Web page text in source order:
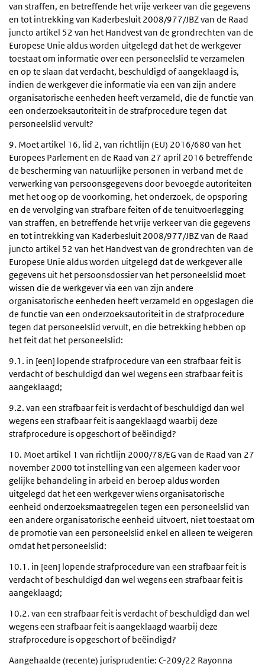
van straffen, en betreffende het vrije verkeer van die gegevens
en tot intrekking van Kaderbesluit 2008/977/JBZ van de Raad
juncto artikel 52 van het Handvest van de grondrechten van de
Europese Unie aldus worden uitgelegd dat het de werkgever
toestaat om informatie over een personeelslid te verzamelen
en op te slaan dat verdacht, beschuldigd of aangeklaagd is,
indien de werkgever die informatie via een van zijn andere
organisatorische eenheden heeft verzameld, die de functie van
een onderzoeksautoriteit in de strafprocedure tegen dat
personeelslid vervult?
9. Moet artikel 16, lid 2, van richtlijn (EU) 2016/680 van het
Europees Parlement en de Raad van 27 april 2016 betreffende
de bescherming van natuurlijke personen in verband met de
verwerking van persoonsgegevens door bevoegde autoriteiten
met het oog op de voorkoming, het onderzoek, de opsporing
en de vervolging van strafbare feiten of de tenuitvoerlegging
van straffen, en betreffende het vrije verkeer van die gegevens
en tot intrekking van Kaderbesluit 2008/977/JBZ van de Raad
juncto artikel 52 van het Handvest van de grondrechten van de
Europese Unie aldus worden uitgelegd dat de werkgever alle
gegevens uit het persoonsdossier van het personeelslid moet
wissen die de werkgever via een van zijn andere
organisatorische eenheden heeft verzameld en opgeslagen die
de functie van een onderzoeksautoriteit in de strafprocedure
tegen dat personeelslid vervult, en die betrekking hebben op
het feit dat het personeelslid:
9.1. in [een] lopende strafprocedure van een strafbaar feit is
verdacht of beschuldigd dan wel wegens een strafbaar feit is
aangeklaagd;
9.2. van een strafbaar feit is verdacht of beschuldigd dan wel
wegens een strafbaar feit is aangeklaagd waarbij deze
strafprocedure is opgeschort of beëindigd?
10. Moet artikel 1 van richtlijn 2000/78/EG van de Raad van 27
november 2000 tot instelling van een algemeen kader voor
gelijke behandeling in arbeid en beroep aldus worden
uitgelegd dat het een werkgever wiens organisatorische
eenheid onderzoeksmaatregelen tegen een personeelslid van
een andere organisatorische eenheid uitvoert, niet toestaat om
de promotie van een personeelslid enkel en alleen te weigeren
omdat het personeelslid:
10.1. in [een] lopende strafprocedure van een strafbaar feit is
verdacht of beschuldigd dan wel wegens een strafbaar feit is
aangeklaagd;
10.2. van een strafbaar feit is verdacht of beschuldigd dan wel
wegens een strafbaar feit is aangeklaagd waarbij deze
strafprocedure is opgeschort of beëindigd?
Aangehaalde (recente) jurisprudentie: C-209/22 Rayonna